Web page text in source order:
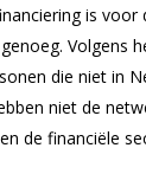
is
Volgens
die niet in
niet de
de financiële